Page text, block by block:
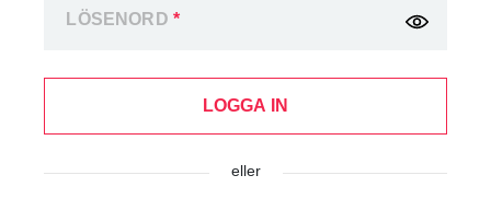
LÖSENORD *
LOGGA IN
eller